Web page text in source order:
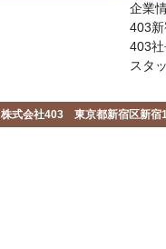
企業
403
403
スタ
株式会社403 東京都新宿区新